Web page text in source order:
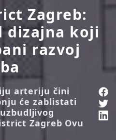
Zagreb:
dizajna koji
razvoj
arteriju čini
će zablistati
Zagreb Ovu